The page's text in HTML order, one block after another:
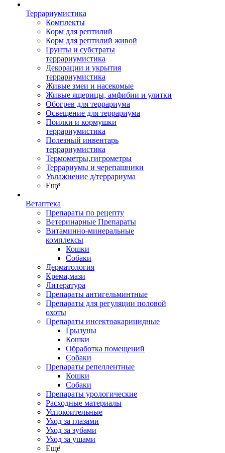
Террариумистика
Комплекты
Корм для рептилий
Корм для рептилий живой
Грунты и субстраты
террариумистика
Декорации и укрытия
террариумистика
Живые змеи и насекомые
Живые ящерицы, амфибии и улитки
Обогрев для террариума
Освещение для террариума
Поилки и кормушки
террариумистика
Полезный инвентарь
террариумистика
Термометры,гигрометры
Террариумы и черепашники
Увлажнение д/террариума
Ещё
Ветаптека
Препараты по рецепту
Ветеринарные Препараты
Витаминно-минеральные
комплексы
Кошки
Собаки
Дерматология
Крема,мази
Литература
Препараты антигельминтные
Препараты для регуляции половой
охоты
Препараты инсектоакарицидные
Грызуны
Кошки
Обработка помещений
Собаки
Препараты репеллентные
Кошки
Собаки
Препараты урологические
Расходные материалы
Успокоительные
Уход за глазами
Уход за зубами
Уход за ушами
Ещё